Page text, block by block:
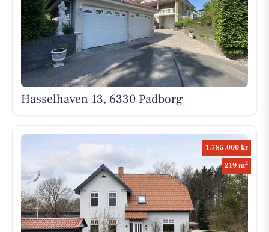
Hasselhaven 13, 6330 Padborg
1.785.000 kr
219 m2